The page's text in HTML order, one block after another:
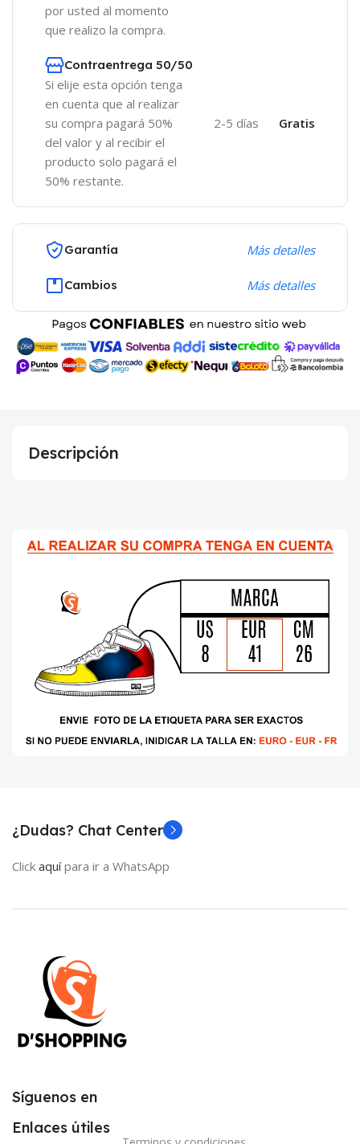
por usted al momento
que realizo la compra.
Contraentrega 50/50
Si elije esta opción tenga
en cuenta que al realizar
su compra pagará 50%
del valor y al recibir el
producto solo pagará el
50% restante.
2-5 días Gratis
Garantía Más detalles
Cambios Más detalles
Descripción
¿Dudas? Chat Center
Click aquípara ir a WhatsApp
Síguenos en
Enlaces útiles